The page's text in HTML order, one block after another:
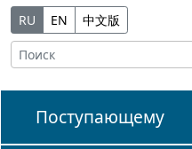
RU EN 中文版
Поступающему